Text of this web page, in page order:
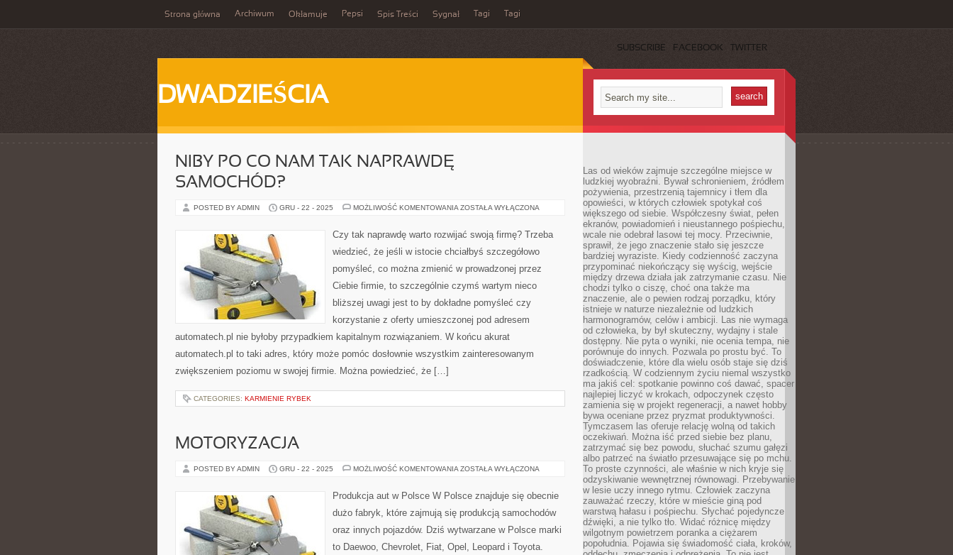
Strona główna Archiwum Okłamuje Pepsi Spis Treści Sygnał Tagi Tagi
SUBSCRIBE FACEBOOK TWITTER
DWADZIEŚCIA
NIBY PO CO NAM TAK NAPRAWDĘ
SAMOCHÓD?
POSTED BY ADMIN GRU - 22 - 2025 MOŻLIWOŚĆ KOMENTOWANIA NIBY
NAM
TAK
SAMOCHÓD?
ZOSTAŁA WYŁĄCZONA
Czy tak naprawdę warto rozwijać swoją firmę? Trzeba
wiedzieć, że jeśli w istocie chciałbyś szczegółowo
pomyśleć, co można zmienić w prowadzonej przez
Ciebie firmie, to szczególnie czymś wartym nieco
bliższej uwagi jest to by dokładne pomyśleć czy
korzystanie z oferty umieszczonej pod adresem
automatech.pl nie byłoby przypadkiem kapitalnym rozwiązaniem. W końcu akurat
automatech.pl to taki adres, który może pomóc dosłownie wszystkim zainteresowanym
zwiększeniem poziomu w swojej firmie. Można powiedzieć, że […]
CATEGORIES: KARMIENIE RYBEK
MOTORYZACJA
POSTED BY ADMIN GRU - 22 - 2025 MOŻLIWOŚĆ KOMENTOWANIA MOTORYZACJA
ZOSTAŁA WYŁĄCZONA
Produkcja aut w Polsce W Polsce znajduje się obecnie
dużo fabryk, które zajmują się produkcją samochodów
oraz innych pojazdów. Dziś wytwarzane w Polsce marki
to Daewoo, Chevrolet, Fiat, Opel, Leopard i Toyota.
Las od wieków zajmuje szczególne miejsce w
ludzkiej wyobraźni. Bywał schronieniem, źródłem
pożywienia, przestrzenią tajemnicy i tłem dla
opowieści, w których człowiek spotykał coś
większego od siebie. Współczesny świat, pełen
ekranów, powiadomień i nieustannego pośpiechu,
wcale nie odebrał lasowi tej mocy. Przeciwnie,
sprawił, że jego znaczenie stało się jeszcze
bardziej wyraziste. Kiedy codzienność zaczyna
przypominać niekończący się wyścig, wejście
między drzewa działa jak zatrzymanie czasu. Nie
chodzi tylko o ciszę, choć ona także ma
znaczenie, ale o pewien rodzaj porządku, który
istnieje w naturze niezależnie od ludzkich
harmonogramów, celów i ambicji. Las nie wymaga
od człowieka, by był skuteczny, wydajny i stale
dostępny. Nie pyta o wyniki, nie ocenia tempa, nie
porównuje do innych. Pozwala po prostu być. To
doświadczenie, które dla wielu osób staje się dziś
rzadkością. W codziennym życiu niemal wszystko
ma jakiś cel: spotkanie powinno coś dawać, spacer
najlepiej liczyć w krokach, odpoczynek często
zamienia się w projekt regeneracji, a nawet hobby
bywa oceniane przez pryzmat produktywności.
Tymczasem las oferuje relację wolną od takich
oczekiwań. Można iść przed siebie bez planu,
zatrzymać się bez powodu, słuchać szumu gałęzi
albo patrzeć na światło przesuwające się po mchu.
To proste czynności, ale właśnie w nich kryje się
odzyskiwanie wewnętrznej równowagi. Przebywanie
w lesie uczy innego rytmu. Człowiek zaczyna
zauważać rzeczy, które w mieście giną pod
warstwą hałasu i pośpiechu. Słychać pojedyncze
dźwięki, a nie tylko tło. Widać różnicę między
wilgotnym powietrzem poranka a ciężarem
popołudnia. Pojawia się świadomość ciała, kroków,